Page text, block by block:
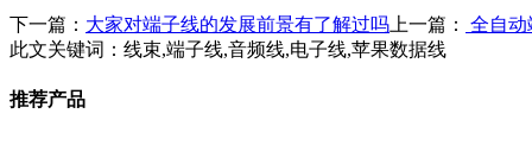
下一篇： 大家对端子线的发展前景有了解过吗 上一篇：
全自动
此文关键词： 线束,端子线,音频线,电子线,苹果数据线
推荐产品